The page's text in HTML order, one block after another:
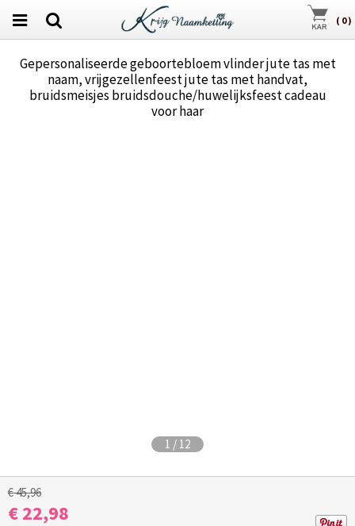
( 0)
Gepersonaliseerde geboortebloem vlinder jute tas met
naam, vrijgezellenfeest jute tas met handvat,
bruidsmeisjes bruidsdouche/huwelijksfeest cadeau
voor haar
1 / 12
€ 45,96
€ 22,98